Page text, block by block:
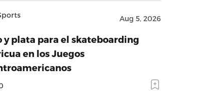
Aug 5, 2026
y plata para el skateboarding
en los Juegos